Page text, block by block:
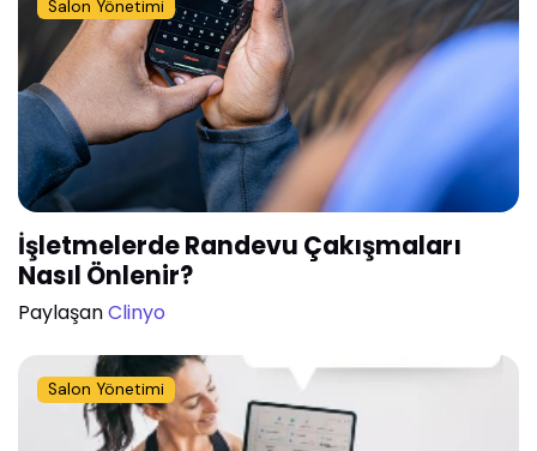
Salon Yönetimi
İşletmelerde Randevu Çakışmaları
Nasıl Önlenir?
PaylaşanClinyo
Salon Yönetimi